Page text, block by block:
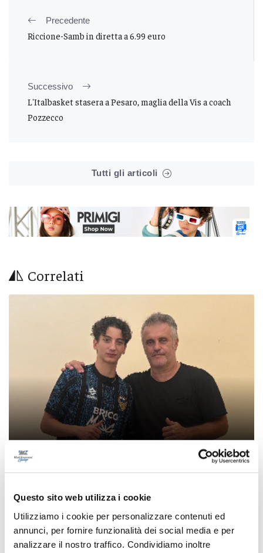
Questo sito web utilizza i cookie
Utilizziamo i cookie per personalizzare contenuti ed
annunci, per fornire funzionalità dei social media e per
analizzare il nostro traffico. Condividiamo inoltre
Precedente
Riccione-Samb in diretta a 6.99 euro
Successivo
L'Italbasket stasera a Pesaro, maglia della Vis a coach
Pozzecco
Tutti gli articoli
Correlati
Settore Giovanile Academy - Alessandro Re, da